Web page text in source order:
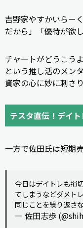
吉野家やすかいらー
だから」「優待が欲
チャートがどうこう
という推し活のメン
資家の心に妙に刺さり
テスタ直伝！デイ
一方で佐田氏は短期
今日はデイトレも損
てしまうなどダメト
同じことを繰り返さ
— 佐田志歩